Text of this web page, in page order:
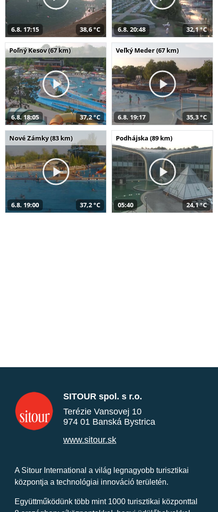
6.8. 17:15 38,6 °C 6.8. 20:48 32,1 °C
Poľný Kesov (67 km)
6.8. 18:05 37,2 °C
Veľký Meder (67 km)
6.8. 19:17 35,3 °C
Nové Zámky (83 km)
6.8. 19:00 37,2 °C
Podhájska (89 km)
05:40 24,1 °C
SITOUR spol. s r.o.
Terézie Vansovej 10
974 01 Banská Bystrica
www.sitour.sk
A Sitour International a világ legnagyobb turisztikai
központja a technológiai innováció területén.
Együttműködünk több mint 1000 turisztikai központtal